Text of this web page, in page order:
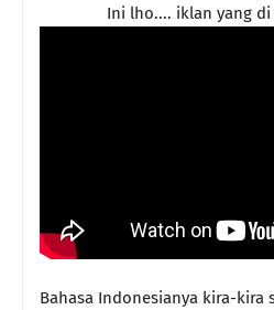
Ini lho.... iklan yang
Bahasa Indonesianya kira-kira